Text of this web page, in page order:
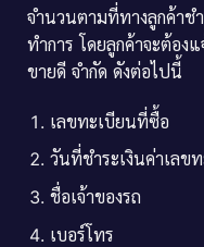
จำนวนตามที่ทางลูกค้าช
ทำการ โดยลูกค้าจะต้อง
ขายดี จำกัด ดังต่อไปนี้
เลขทะเบียนที่ซื้อ
วันที่ชำระเงินค่าเลข
ชื่อเจ้าของรถ
เบอร์โทร